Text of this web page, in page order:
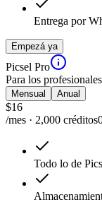
Entrega por
Empezá ya
Picsel Pro
Para los
Mensual Anual
$16
/mes · 2,000 créditos
Todo lo de